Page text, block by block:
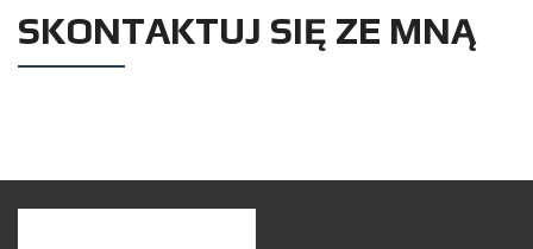
SKONTAKTUJ SIĘ ZE MNĄ